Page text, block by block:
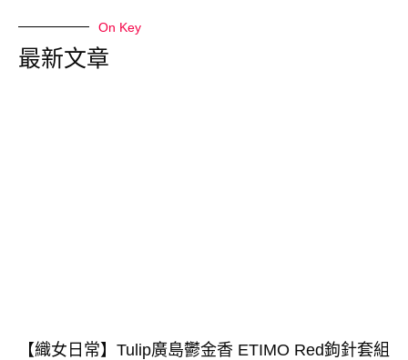
On Key
最新文章
【織女日常】Tulip廣島鬱金香 ETIMO Red鉤針套組